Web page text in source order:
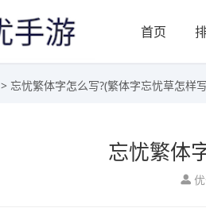
首页
> 忘忧繁体字怎么写?(繁体字忘忧草怎样
忘忧繁体